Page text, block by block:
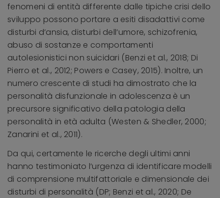
fenomeni di entità differente dalle tipiche crisi dello
sviluppo possono portare a esiti disadattivi come
disturbi d’ansia, disturbi dell’umore, schizofrenia,
abuso di sostanze e comportamenti
autolesionistici non suicidari (Benzi et al., 2018; Di
Pierro et al., 2012; Powers e Casey, 2015). Inoltre, un
numero crescente di studi ha dimostrato che la
personalità disfunzionale in adolescenza è un
precursore significativo della patologia della
personalità in età adulta (Westen & Shedler, 2000;
Zanarini et al., 2011).
Da qui, certamente le ricerche degli ultimi anni
hanno testimoniato l’urgenza di identificare modelli
di comprensione multifattoriale e dimensionale dei
disturbi di personalità (DP; Benzi et al., 2020; De